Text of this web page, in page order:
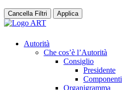
Cancella Filtri Applica
Autorità
Che cos’è l’Autorità
Consiglio
Presidente
Componenti
Organigramma